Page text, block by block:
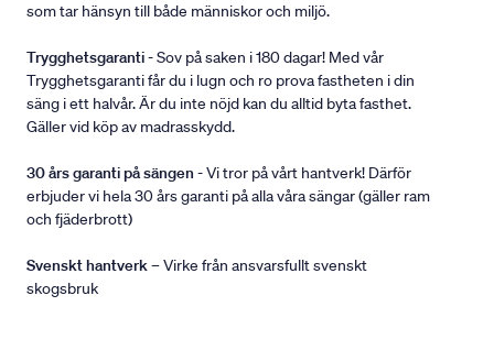
som tar hänsyn till både människor och miljö.
Trygghetsgaranti- Sov på saken i 180 dagar! Med vår
Trygghetsgaranti får du i lugn och ro prova fastheten i din
säng i ett halvår. Är du inte nöjd kan du alltid byta fasthet.
Gäller vid köp av madrasskydd.
30 års garanti på sängen - Vi tror på vårt hantverk! Därför
erbjuder vi hela 30 års garanti på alla våra sängar (gäller ram
och fjäderbrott)
Svenskt hantverk– Virke från ansvarsfullt svenskt
skogsbruk